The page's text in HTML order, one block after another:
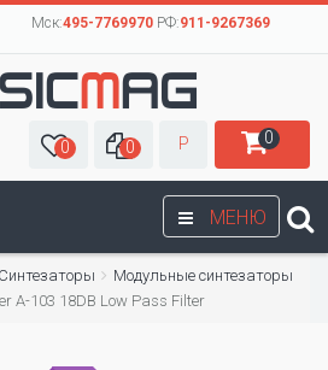
Мск:495-7769970РФ:911-9267369
0 0 Р 0
МЕНЮ
Синтезаторы
Модульные синтезаторы
A-103 18DB Low Pass Filter